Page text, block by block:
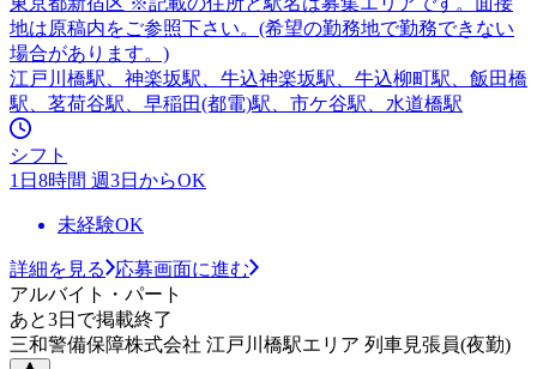
地は原稿内をご参照下さい。(希望の勤務地で勤務できない
場合があります。)
江戸川橋駅、神楽坂駅、牛込神楽坂駅、牛込柳町駅、飯田橋
駅、茗荷谷駅、早稲田(都電)駅、市ケ谷駅、水道橋駅
シフト
1日8時間 週3日からOK
未経験OK
詳細を見る
応募画面に進む
アルバイト・パート
あと3日で掲載終了
三和警備保障株式会社 江戸川橋駅エリア 列車見張員(夜勤)